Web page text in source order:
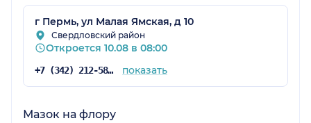
г Пермь, ул Малая Ямская, д 10
Свердловский район
Откроется 10.08 в 08:00
+7 (342) 212-58-63 показать
Мазок на флору